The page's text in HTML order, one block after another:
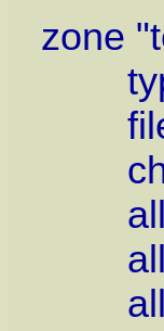
zone
file